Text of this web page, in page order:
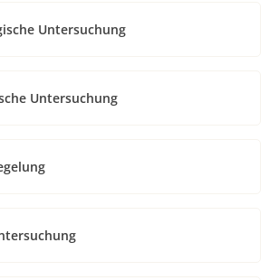
Untersuchung
Untersuchung